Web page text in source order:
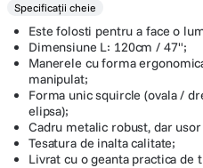
Specificații cheie
Este folosti pentru a face o
Dimensiune L: 120cm / 47";
Manerele cu forma
manipulat;
Forma unic squircle (ovala /
elipsa);
Cadru metalic robust, dar
Tesatura de inalta calitate;
Livrat cu o geanta practica de